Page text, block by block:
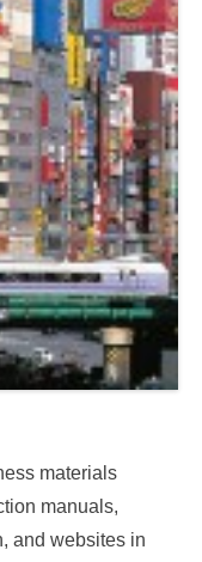
materials
manuals,
and websites in